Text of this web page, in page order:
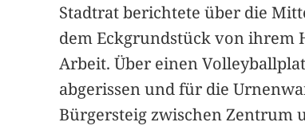
Stadtrat berichtete über die
dem Eckgrundstück von ihrem
Arbeit. Über einen
abgerissen und für die
Bürgersteig zwischen Zentrum